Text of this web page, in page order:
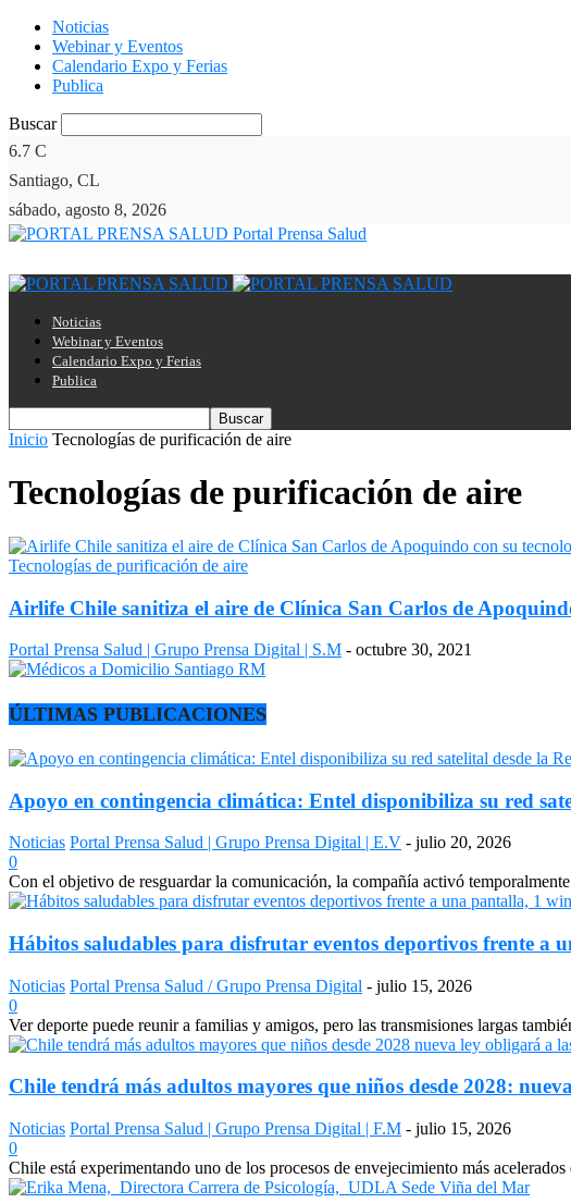
Noticias
Webinar y Eventos
Calendario Expo y Ferias
Publica
Buscar
6.7 C
Santiago, CL
sábado, agosto 8, 2026
Portal Prensa Salud
Noticias
Webinar y Eventos
Calendario Expo y Ferias
Publica
Inicio Tecnologías de purificación de aire
Tecnologías de purificación de aire
Tecnologías de purificación de aire
Airlife Chile sanitiza el aire de Clínica San Carlos de
Portal Prensa Salud | Grupo Prensa Digital | S.M - octubre 30, 2021
ÚLTIMAS PUBLICACIONES
Apoyo en contingencia climática: Entel disponibiliza su red
Noticias Portal Prensa Salud | Grupo Prensa Digital | E.V - julio 20, 2026
0
Con el objetivo de resguardar la comunicación, la compañía activó
Hábitos saludables para disfrutar eventos deportivos frente a
Noticias Portal Prensa Salud / Grupo Prensa Digital - julio 15, 2026
0
Ver deporte puede reunir a familias y amigos, pero las transmisiones largas
Chile tendrá más adultos mayores que niños desde 2028:
Noticias Portal Prensa Salud | Grupo Prensa Digital | F.M - julio 15, 2026
0
Chile está experimentando uno de los procesos de envejecimiento más